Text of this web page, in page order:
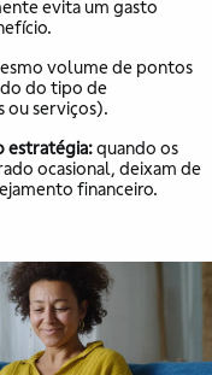
evita um gasto
volume de pontos
do tipo de
ou serviços).
estratégia:quando os
ocasional, deixam de
financeiro.